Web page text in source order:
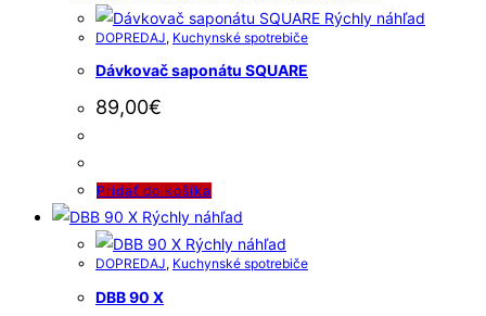
Rýchly náhľad
DOPREDAJ, Kuchynské spotrebiče
Dávkovač saponátu SQUARE
89,00€
Pridať do košíka
Rýchly náhľad
Rýchly náhľad
DOPREDAJ, Kuchynské spotrebiče
DBB 90 X